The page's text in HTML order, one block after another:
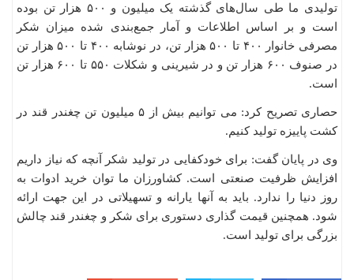
تولیدی ما طی سال‌های گذشته یک میلیون و ۵۰۰ هزار تن بوده
است و بر اساس اطلاعات و آمار جمع‌بندی شده میزان شکر
مصرفی خانوار ۴۰۰ تا ۵۰۰ هزار تن، در نوشابه ۴۰۰ تا ۵۰۰ هزار تن
در صنوف ۶۰۰ هزار تن و در شیرینی و شکلات ۵۵۰ تا ۶۰۰ هزار تن
است.
حصاری تصریح کرد: می توانیم بیش از ۵ میلیون تن چغندر قند در
کشت پاییزه تولید کنیم.
وی در پایان گفت: برای خودکفایی در تولید شکر آنچه که نیاز داریم
افزایش ظرفیت صنعتی است. کشاورزان ما توان خرید ادوات به
روز دنیا را ندارد. باید به آنها یارانه و تسهیلاتی در این جهت ارائه
شود. همچنین قیمت گذاری دستوری برای شکر و چغندر قند چالش
بزرگی برای تولید است.